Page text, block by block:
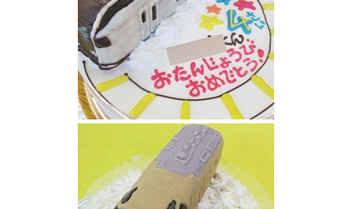
成田エクスプレス立体ケーキ